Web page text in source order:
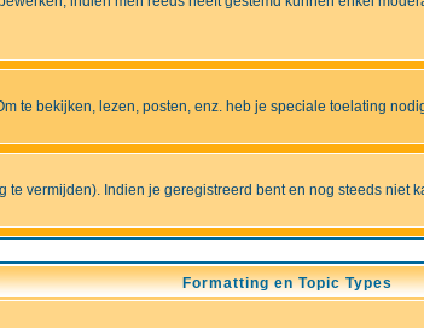
te bekijken, lezen, posten, enz. heb je speciale toelating
vermijden). Indien je geregistreerd bent en nog steeds niet
Formatting en Topic Types